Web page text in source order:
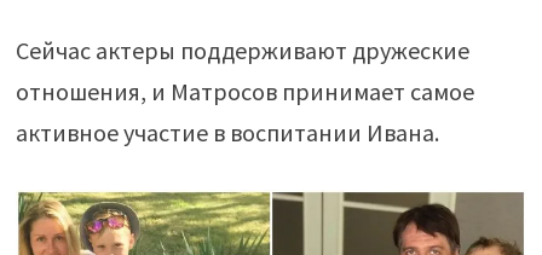
Сейчас актеры поддерживают дружеские
отношения, и Матросов принимает самое
активное участие в воспитании Ивана.